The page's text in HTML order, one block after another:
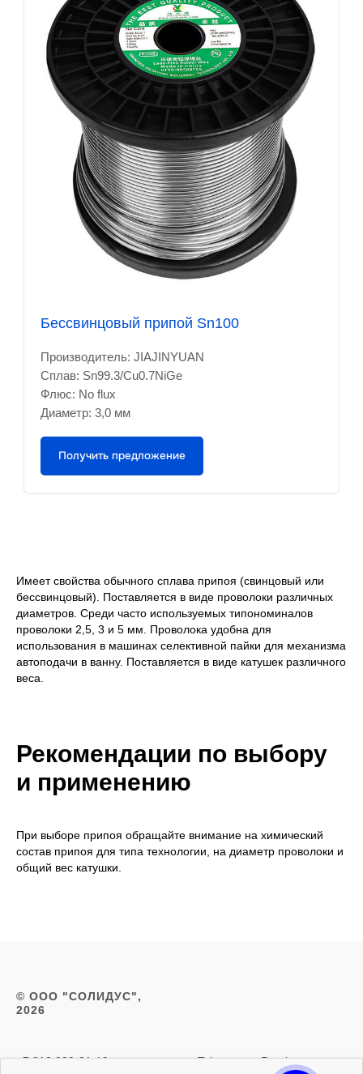
Бессвинцовый припой Sn100
Производитель: JIAJINYUAN
Сплав: Sn99.3/Cu0.7NiGe
Флюс: No flux
Диаметр: 3,0 мм
Получить предложение
Имеет свойства обычного сплава припоя (свинцовый или
бессвинцовый). Поставляется в виде проволоки различных
диаметров. Среди часто используемых типономиналов
проволоки 2,5, 3 и 5 мм. Проволока удобна для
использования в машинах селективной пайки для механизма
автоподачи в ванну. Поставляется в виде катушек различного
веса.
Рекомендации по выбору
и применению
При выборе припоя обращайте внимание на химический
состав припоя для типа технологии, на диаметр проволоки и
общий вес катушки.
© ООО "СОЛИДУС",
2026
+7 812 999-21-19
Telegram Rutube